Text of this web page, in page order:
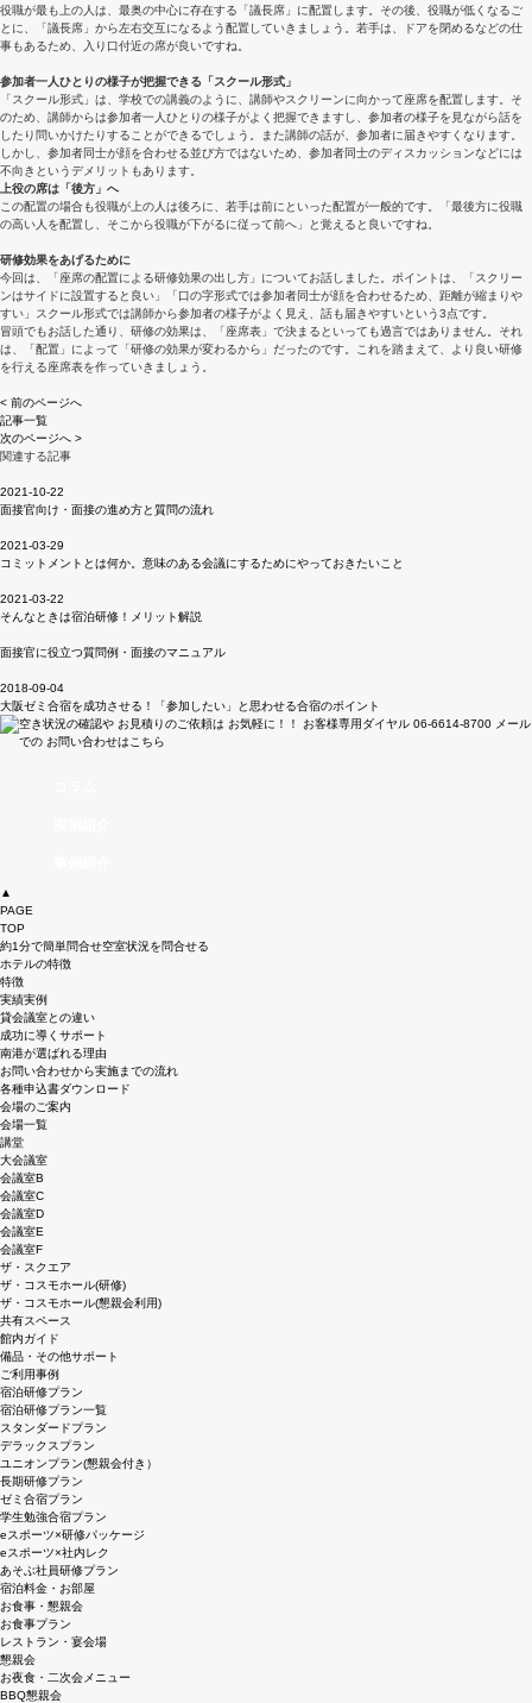
役職が最も上の人は、最奥の中心に存在する「議長席」に配置します。その後、役職が低くなるご
とに、「議長席」から左右交互になるよう配置していきましょう。若手は、ドアを閉めるなどの仕
事もあるため、入り口付近の席が良いですね。
参加者一人ひとりの様子が把握できる「スクール形式」
「スクール形式」は、学校での講義のように、講師やスクリーンに向かって座席を配置します。そ
のため、講師からは参加者一人ひとりの様子がよく把握できますし、参加者の様子を見ながら話を
したり問いかけたりすることができるでしょう。また講師の話が、参加者に届きやすくなります。
しかし、参加者同士が顔を合わせる並び方ではないため、参加者同士のディスカッションなどには
不向きというデメリットもあります。
上役の席は「後方」へ
この配置の場合も役職が上の人は後ろに、若手は前にといった配置が一般的です。「最後方に役職
の高い人を配置し、そこから役職が下がるに従って前へ」と覚えると良いですね。
研修効果をあげるために
今回は、「座席の配置による研修効果の出し方」についてお話しました。ポイントは、「スクリー
ンはサイドに設置すると良い」「口の字形式では参加者同士が顔を合わせるため、距離が縮まりや
すい」スクール形式では講師から参加者の様子がよく見え、話も届きやすいという3点です。
冒頭でもお話した通り、研修の効果は、「座席表」で決まるといっても過言ではありません。それ
は、「配置」によって「研修の効果が変わるから」だったのです。これを踏まえて、より良い研修
を行える座席表を作っていきましょう。
< 前のページへ
記事一覧
次のページへ >
関連する記事
2021-10-22
面接官向け・面接の進め方と質問の流れ
2021-03-29
コミットメントとは何か。意味のある会議にするためにやっておきたいこと
2021-03-22
そんなときは宿泊研修！メリット解説
面接官に役立つ質問例・面接のマニュアル
2018-09-04
大阪ゼミ合宿を成功させる！「参加したい」と思わせる合宿のポイント
▲
PAGE
TOP
約1分で簡単問合せ空室状況を問合せる
ホテルの特徴
特徴
実績実例
貸会議室との違い
成功に導くサポート
南港が選ばれる理由
お問い合わせから実施までの流れ
各種申込書ダウンロード
会場のご案内
会場一覧
講堂
大会議室
会議室B
会議室C
会議室D
会議室E
会議室F
ザ・スクエア
ザ・コスモホール(研修)
ザ・コスモホール(懇親会利用)
共有スペース
館内ガイド
備品・その他サポート
ご利用事例
宿泊研修プラン
宿泊研修プラン一覧
スタンダードプラン
デラックスプラン
ユニオンプラン(懇親会付き）
長期研修プラン
ゼミ合宿プラン
学生勉強合宿プラン
eスポーツ×研修パッケージ
eスポーツ×社内レク
あそぶ社員研修プラン
宿泊料金・お部屋
お食事・懇親会
お食事プラン
レストラン・宴会場
懇親会
お夜食・二次会メニュー
BBQ懇親会